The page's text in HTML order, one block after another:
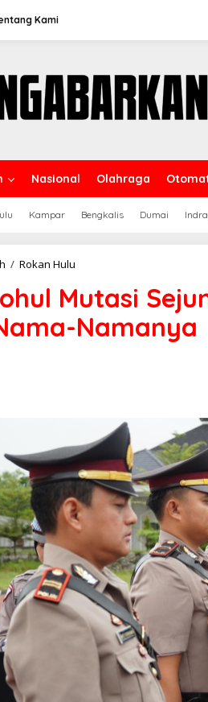
Kami
Nasional Olahraga
Kampar Bengkalis Dumai
/ Rokan Hulu
Mutasi
Sejumlah
Pama,
Ini
Mutasi
Namanya